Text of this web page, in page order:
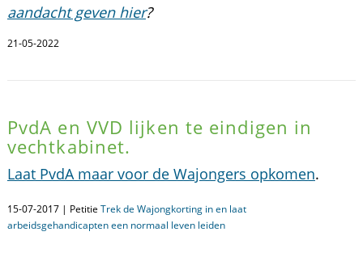
aandacht geven hier?
21-05-2022
PvdA en VVD lijken te eindigen in
vechtkabinet.
Laat PvdA maar voor de Wajongers opkomen.
15-07-2017 | Petitie Trek de Wajongkorting in en laat
arbeidsgehandicapten een normaal leven leiden